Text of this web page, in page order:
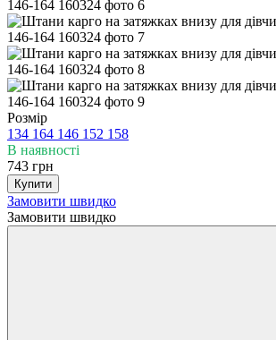
Розмір
134 164 146 152 158
В наявності
743 грн
Купити
Замовити швидко
Замовити швидко